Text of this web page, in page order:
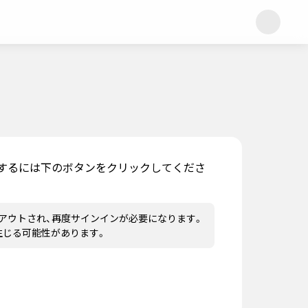
には下のボタンをクリックしてくださ
トされ、再度サインインが必要になります。
る可能性があります。